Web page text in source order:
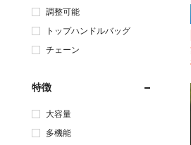
調整可能
トップハンドルバッグ
チェーン
特徴
大容量
多機能